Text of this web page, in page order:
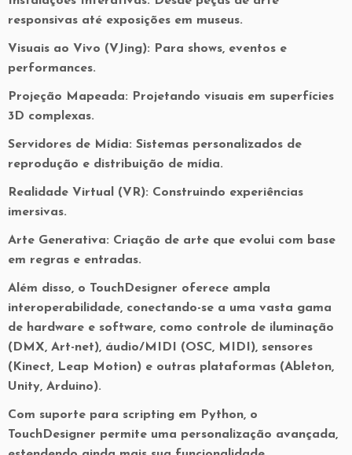
responsivas até exposições em museus.
Visuais ao Vivo (VJing): Para shows, eventos e
performances.
Projeção Mapeada: Projetando visuais em superfícies
3D complexas.
Servidores de Mídia: Sistemas personalizados de
reprodução e distribuição de mídia.
Realidade Virtual (VR): Construindo experiências
imersivas.
Arte Generativa: Criação de arte que evolui com base
em regras e entradas.
Além disso, o TouchDesigner oferece ampla
interoperabilidade, conectando-se a uma vasta gama
de hardware e software, como controle de iluminação
(DMX, Art-net), áudio/MIDI (OSC, MIDI), sensores
(Kinect, Leap Motion) e outras plataformas (Ableton,
Unity, Arduino).
Com suporte para scripting em Python, o
TouchDesigner permite uma personalização avançada,